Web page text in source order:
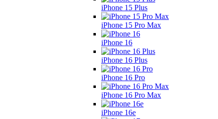
iPhone 15 Plus
iPhone 15 Pro Max
iPhone 16
iPhone 16 Plus
iPhone 16 Pro
iPhone 16 Pro Max
iPhone 16e